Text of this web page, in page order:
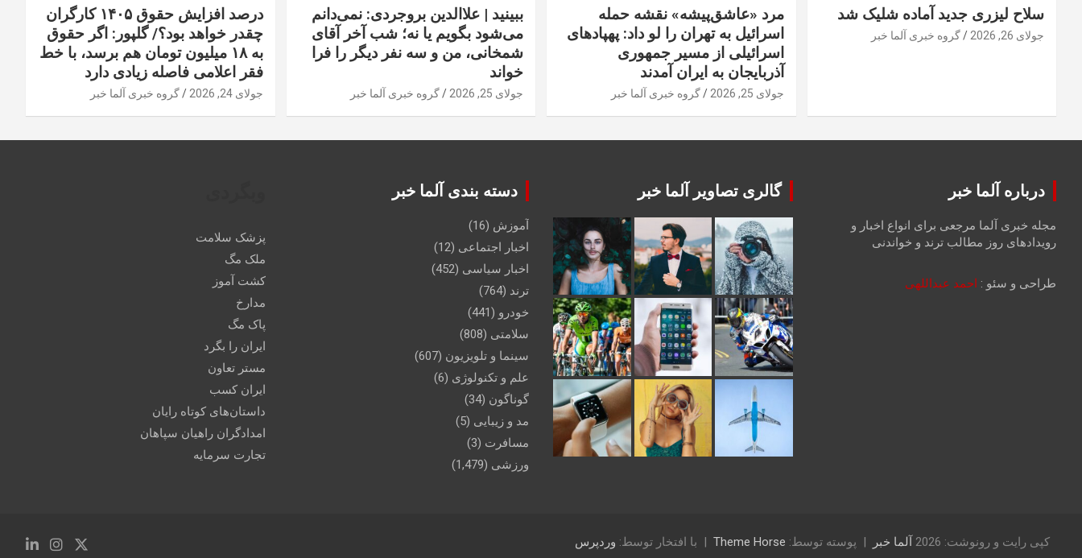
سلاح لیزری جدید آماده شلیک شد
جولای 26, 2026 گروه خبری آلما خبر
مرد «عاشق‌پیشه» نقشه حمله
اسرائیل به تهران را لو داد: پهپادهای
اسرائیلی از مسیر جمهوری
آذربایجان به ایران آمدند
جولای 25, 2026 گروه خبری آلما خبر
ببینید | علاالدین بروجردی: نمی‌دانم
می‌شود بگویم یا نه؛ شب آخر آقای
شمخانی، من و سه نفر دیگر را فرا
خواند
جولای 25, 2026 گروه خبری آلما خبر
درصد افزایش حقوق ۱۴۰۵ کارگران
چقدر خواهد بود؟/ گلپور: اگر حقوق
به ۱۸ میلیون تومان هم برسد، با خط
فقر اعلامی فاصله زیادی دارد
جولای 24, 2026 گروه خبری آلما خبر
درباره آلما خبر
مجله خبری آلما مرجعی برای انواع اخبار و
رویدادهای روز مطالب ترند و خواندنی
طراحی و سئو : احمد عبداللهی
گالری تصاویر آلما خبر دسته بندی آلما خبر
آموزش (16)
اخبار اجتماعی (12)
اخبار سیاسی (452)
ترند (764)
خودرو (441)
سلامتی (808)
سینما و تلویزیون (607)
علم و تکنولوژی (6)
گوناگون (34)
مد و زیبایی (5)
مسافرت (3)
ورزشی (1,479)
پزشک سلامت
ملک مگ
کشت آموز
مدارخ
پاک مگ
ایران را بگرد
مستر تعاون
ایران کسب
داستان‌های کوتاه رایان
امدادگران راهیان سپاهان
تجارت سرمایه
کپی رایت و رونوشت: 2026 آلما خبر پوسته توسط: Theme Horse با افتخار توسط: وردپرس